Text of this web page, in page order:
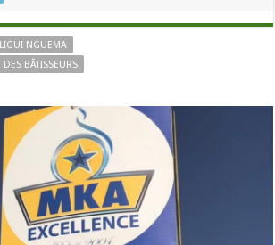
NGUEMA
BÂTISSEURS